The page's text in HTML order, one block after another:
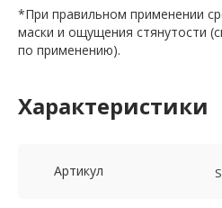
*При правильном применении
маски и ощущения стянутости
по применению).
Характеристики
Артикул